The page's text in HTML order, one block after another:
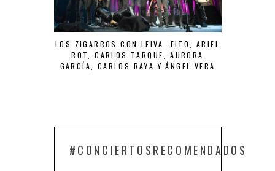
LOS ZIGARROS CON LEIVA, FITO, ARIEL
ROT, CARLOS TARQUE, AURORA
GARCÍA, CARLOS RAYA Y ÁNGEL VERA
#CONCIERTOSRECOMENDADOS